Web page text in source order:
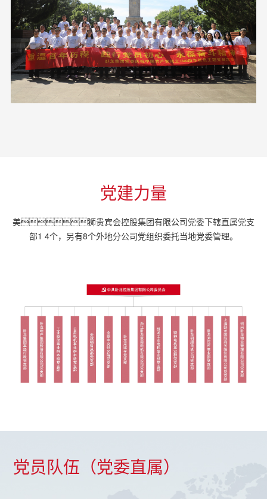
党建力量
美狮贵宾会控股集团有限公司党委下辖直属党支
部1 4个，另有8个外地分公司党组织委托当地党委管理。
党员队伍（党委直属）